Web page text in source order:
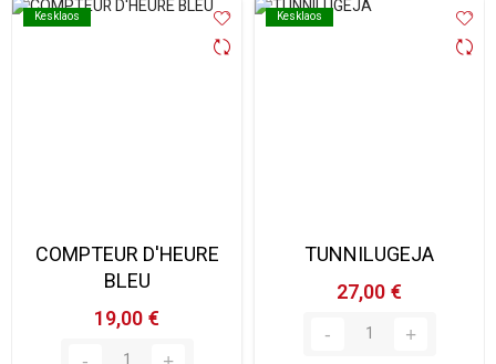
Kesklaos
Kesklaos
COMPTEUR D'HEURE
BLEU
19,00 €
Kesklaos
Kesklaos
TUNNILUGEJA
27,00 €